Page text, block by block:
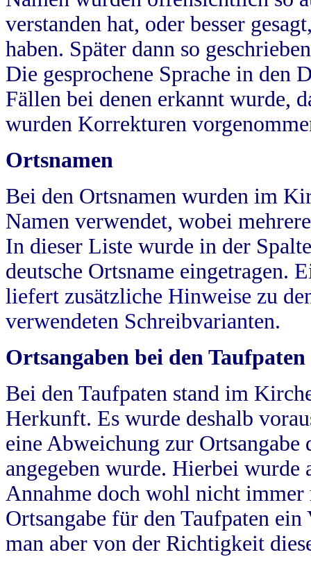
verstanden hat, oder besser
haben. Später dann so
Die gesprochene Sprache in
Fällen bei denen erkannt wurde,
wurden Korrekturen
Ortsnamen
Bei den Ortsnamen wurden im
Namen verwendet, wobei
In dieser Liste wurde in der
deutsche Ortsname eingetragen.
liefert zusätzliche Hinweise zu
verwendeten Schreibvarianten.
Ortsangaben bei den Taufpaten
Bei den Taufpaten stand im
Herkunft. Es wurde deshalb
eine Abweichung zur
angegeben wurde. Hierbei wurde
Annahme doch wohl nicht
Ortsangabe für den Taufpaten
man aber von der Richtigkeit